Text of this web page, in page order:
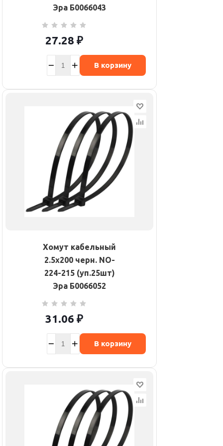
Эра Б0066043
27.28 ₽
В корзину
Хомут кабельный
2.5х200 черн. NO-
224-215 (уп.25шт)
Эра Б0066052
31.06 ₽
В корзину